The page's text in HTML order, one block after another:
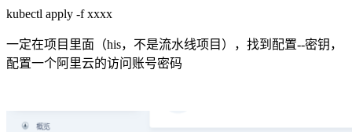
kubectl apply -f xxxx
一定在项目里面（his，不是流水线项目），找到配置--密钥，
配置一个阿里云的访问账号密码